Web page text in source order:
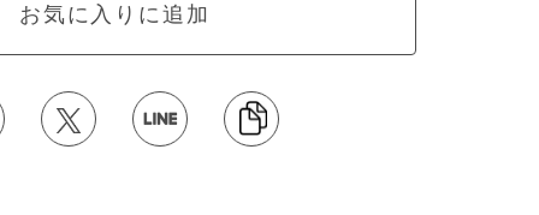
お気に入りに追加